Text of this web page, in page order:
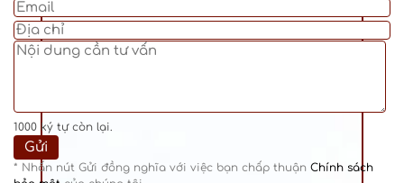
1000 ký tự còn lại.
* Nhấn nút Gửi đồng nghĩa với việc bạn chấp thuận Chính sách